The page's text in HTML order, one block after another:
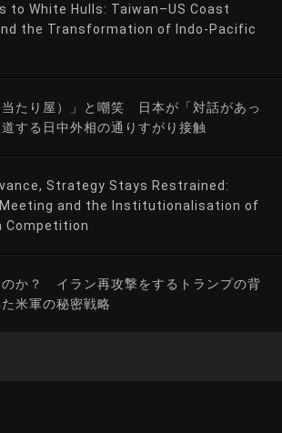
to White Hulls: Taiwan–US Coast
the Transformation of Indo-Pacific
たり屋）」と嘲笑 日本が「対話があっ
する日中外相の通りすがり接触
Strategy Stays Restrained:
Meeting and the Institutionalisation of
Competition
のか？ イラン再攻撃をするトランプの背
米軍の秘密戦略